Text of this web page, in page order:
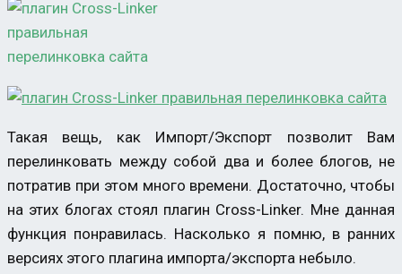
Такая вещь, как Импорт/Экспорт позволит Вам
перелинковать между собой два и более блогов, не
потратив при этом много времени. Достаточно, чтобы
на этих блогах стоял плагин Cross-Linker. Мне данная
функция понравилась. Насколько я помню, в ранних
версиях этого плагина импорта/экспорта небыло.